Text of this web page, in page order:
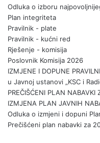
Odluka o izboru
Plan integriteta
Pravilnik - plate
Pravilnik - kućni red
Rješenje - komisija
Poslovnik Komisija 2026
IZMJENE I DOPUNE
u Javnoj ustanovi „KSC i
PREČIŠĆENI PLAN
IZMJENA PLAN JAVNIH
Odluka o izmjeni i dopuni
Prečišćeni plan nabavki za